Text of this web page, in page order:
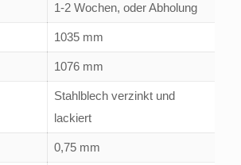
1-2 Wochen, oder Abholung
1035 mm
1076 mm
Stahlblech verzinkt und
lackiert
0,75 mm